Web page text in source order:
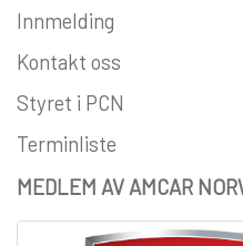
Innmelding
Kontakt oss
Styret i PCN
Terminliste
MEDLEM AV AMCAR